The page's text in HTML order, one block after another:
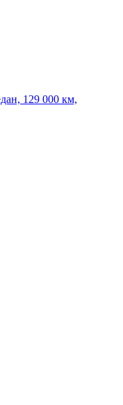
129 000 км,